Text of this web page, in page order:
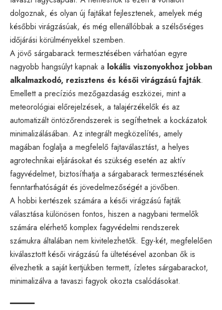
dolgoznak, és olyan új fajtákat fejlesztenek, amelyek még
későbbi virágzásúak, és még ellenállóbbak a szélsőséges
időjárási körülményekkel szemben.
A jövő sárgabarack termesztésében várhatóan egyre
nagyobb hangsúlyt kapnak a lokális viszonyokhoz jobban
alkalmazkodó, rezisztens és késői virágzású fajták.
Emellett a precíziós mezőgazdaság eszközei, mint a
meteorológiai előrejelzések, a talajérzékelők és az
automatizált öntözőrendszerek is segíthetnek a kockázatok
minimalizálásában. Az integrált megközelítés, amely
magában foglalja a megfelelő fajtaválasztást, a helyes
agrotechnikai eljárásokat és szükség esetén az aktív
fagyvédelmet, biztosíthatja a sárgabarack termesztésének
fenntarthatóságát és jövedelmezőségét a jövőben.
A hobbi kertészek számára a késői virágzású fajták
választása különösen fontos, hiszen a nagybani termelők
számára elérhető komplex fagyvédelmi rendszerek
számukra általában nem kivitelezhetők. Egy-két, megfelelően
kiválasztott késői virágzású fa ültetésével azonban ők is
élvezhetik a saját kertjükben termett, ízletes sárgabarackot,
minimalizálva a tavaszi fagyok okozta csalódásokat.